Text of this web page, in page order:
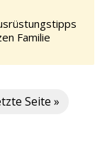
Familie
Seite »